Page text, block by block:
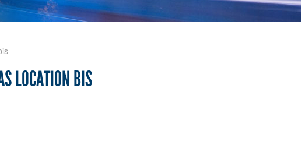
LOCATION BIS